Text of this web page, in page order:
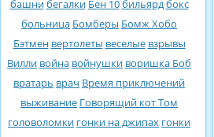
башнибегалки Бен 10бильярдбокс
больница Бомберы Бомж Хобо
Бэтмен вертолеты веселые взрывы
Вилли война войнушки воришка Боб
вратарь врач Время приключений
выживание Говорящий кот Том
головоломки гонки на джипах гонки